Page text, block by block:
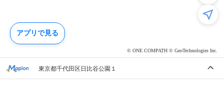
© ONE COMPATH © GeoTechnologies Inc.
東京都千代田区日比谷公園１
アプリで見る